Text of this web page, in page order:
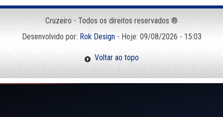
Cruzeiro - Todos os direitos reservados ®
Desenvolvido por: Rok Design- Hoje: 09/08/2026 - 15:03
Voltar ao topo